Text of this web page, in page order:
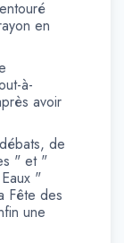
en
à-
avoir
de
" et "
"
Fête des
une